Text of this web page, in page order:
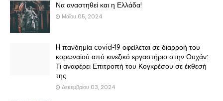
Να αναστηθεί και η Ελλάδα!
Μαΐου 05, 2024
H πανδημία covid-19 οφείλεται σε διαρροή του
κορωναϊού από κινεζικό εργαστήριο στην Ουχάν:
Τι αναφέρει Επιτροπή του Κογκρέσου σε έκθεσή
της
Δεκεμβρίου 03, 2024